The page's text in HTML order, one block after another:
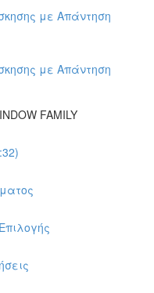
με Απάντηση
με Απάντηση
FAMILY